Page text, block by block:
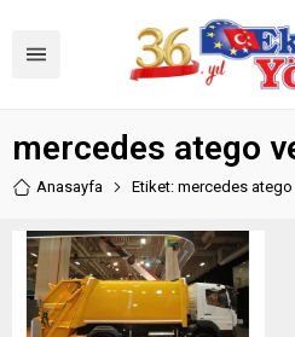
mercedes atego
Anasayfa Etiket: mercedes